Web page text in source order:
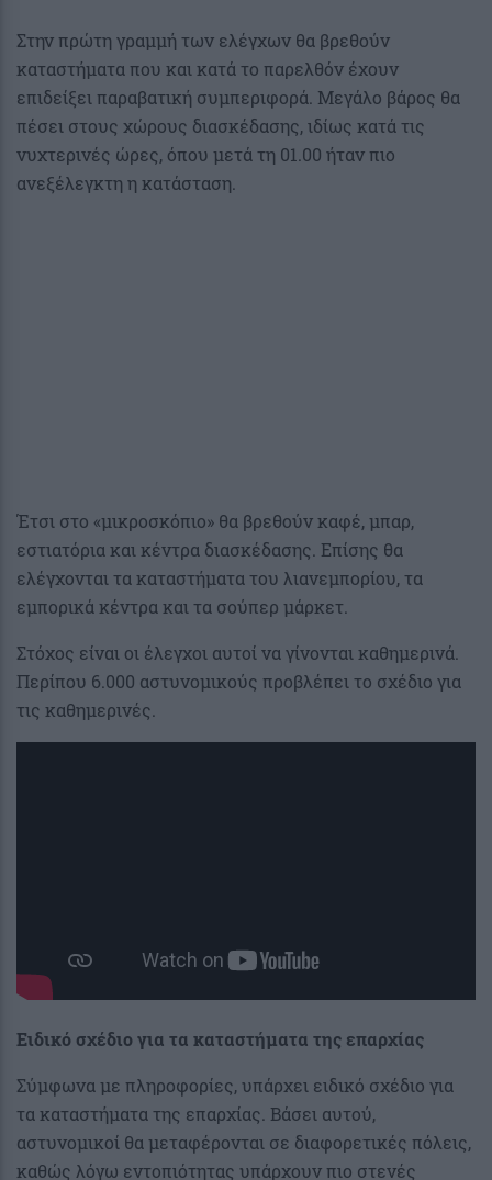
Στην πρώτη γραμμή των ελέγχων θα βρεθούν
καταστήματα που και κατά το παρελθόν έχουν
επιδείξει παραβατική συμπεριφορά. Μεγάλο βάρος θα
πέσει στους χώρους διασκέδασης, ιδίως κατά τις
νυχτερινές ώρες, όπου μετά τη 01.00 ήταν πιο
ανεξέλεγκτη η κατάσταση.
Έτσι στο «μικροσκόπιο» θα βρεθούν καφέ, μπαρ,
εστιατόρια και κέντρα διασκέδασης. Επίσης θα
ελέγχονται τα καταστήματα του λιανεμπορίου, τα
εμπορικά κέντρα και τα σούπερ μάρκετ.
Στόχος είναι οι έλεγχοι αυτοί να γίνονται καθημερινά.
Περίπου 6.000 αστυνομικούς προβλέπει το σχέδιο για
τις καθημερινές.
Ειδικό σχέδιο για τα καταστήματα της επαρχίας
Σύμφωνα με πληροφορίες, υπάρχει ειδικό σχέδιο για
τα καταστήματα της επαρχίας. Βάσει αυτού,
αστυνομικοί θα μεταφέρονται σε διαφορετικές πόλεις,
καθώς λόγω εντοπιότητας υπάρχουν πιο στενές